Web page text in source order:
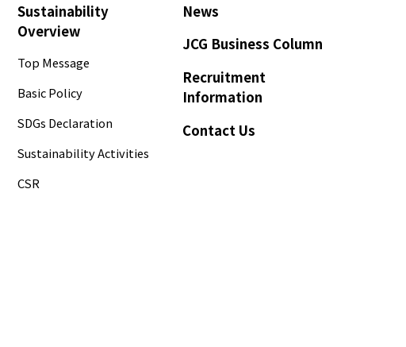
Sustainability
Overview
Top Message
Basic Policy
SDGs Declaration
Sustainability Activities
CSR
News
JCG Business Column
Recruitment
Information
Contact Us